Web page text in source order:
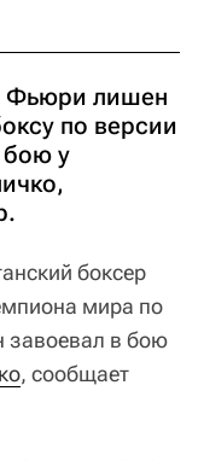
Фьюри лишен
по версии
бою у
боксер
мира по
завоевал в бою
, сообщает